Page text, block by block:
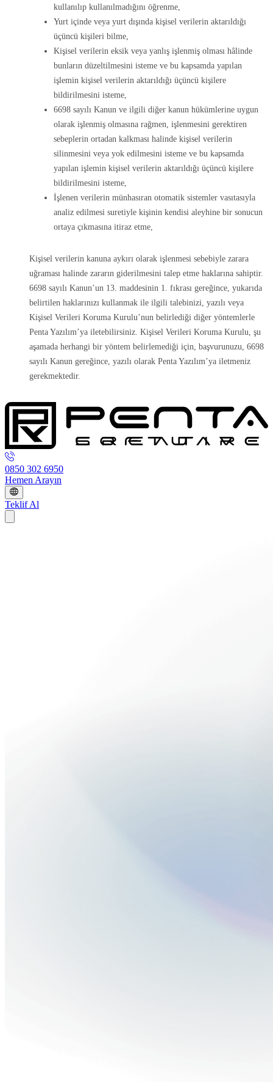
kullanılıp kullanılmadığını öğrenme,
Yurt içinde veya yurt dışında kişisel verilerin aktarıldığı
üçüncü kişileri bilme,
Kişisel verilerin eksik veya yanlış işlenmiş olması hâlinde
bunların düzeltilmesini isteme ve bu kapsamda yapılan
işlemin kişisel verilerin aktarıldığı üçüncü kişilere
bildirilmesini isteme,
6698 sayılı Kanun ve ilgili diğer kanun hükümlerine uygun
olarak işlenmiş olmasına rağmen, işlenmesini gerektiren
sebeplerin ortadan kalkması halinde kişisel verilerin
silinmesini veya yok edilmesini isteme ve bu kapsamda
yapılan işlemin kişisel verilerin aktarıldığı üçüncü kişilere
bildirilmesini isteme,
İşlenen verilerin münhasıran otomatik sistemler vasıtasıyla
analiz edilmesi suretiyle kişinin kendisi aleyhine bir sonucun
ortaya çıkmasına itiraz etme,
Kişisel verilerin kanuna aykırı olarak işlenmesi sebebiyle zarara
uğraması halinde zararın giderilmesini talep etme haklarına sahiptir.
6698 sayılı Kanun’un 13. maddesinin 1. fıkrası gereğince, yukarıda
belirtilen haklarınızı kullanmak ile ilgili talebinizi, yazılı veya
Kişisel Verileri Koruma Kurulu’nun belirlediği diğer yöntemlerle
Penta Yazılım’ya iletebilirsiniz. Kişisel Verileri Koruma Kurulu, şu
aşamada herhangi bir yöntem belirlemediği için, başvurunuzu, 6698
sayılı Kanun gereğince, yazılı olarak Penta Yazılım’ya iletmeniz
gerekmektedir.
0850 302 6950
Hemen Arayın
Teklif Al